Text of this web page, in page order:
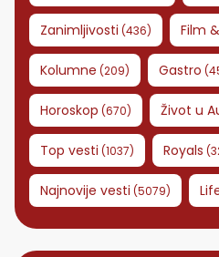
Zanimljivosti (436) Film
Kolumne (209) Gastro (
Horoskop (670) Život u
Top vesti (1037) Royals (
Najnovije vesti (5079)